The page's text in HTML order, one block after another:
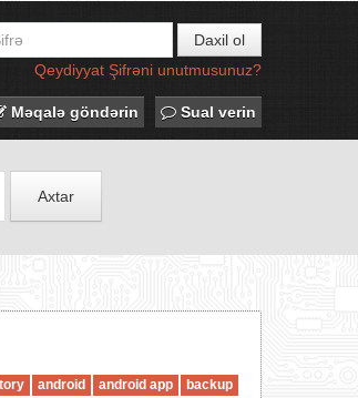
Daxil ol
Qeydiyyat Şifrəni unutmusunuz?
Məqalə göndərin Sual verin
Axtar
android android app
backup